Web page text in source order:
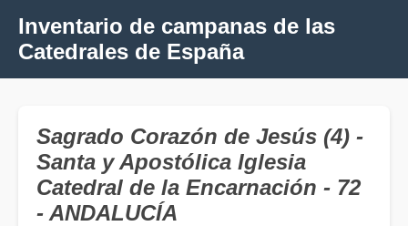
Inventario de campanas de las
Catedrales de España
Sagrado Corazón de Jesús (4) -
Santa y Apostólica Iglesia
Catedral de la Encarnación - 72
- ANDALUCÍA